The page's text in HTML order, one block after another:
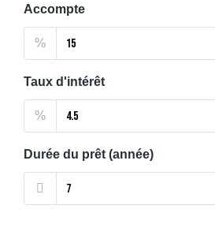
Accompte
%
Taux d'intérêt
%
Durée du prêt (année)